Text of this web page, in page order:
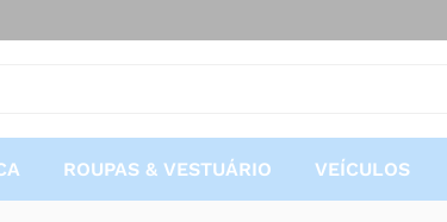
ROUPAS & VESTUÁRIO VEÍCULOS